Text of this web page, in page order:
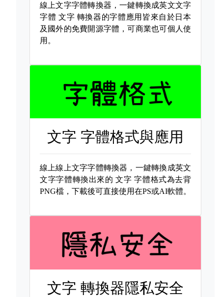
線上文字字體轉換器，一鍵轉換成英文文字
字體 文字 轉換器的字體應用皆來自於日本
及國外的免費開源字體，可商業也可個人使
用。
文字 字體格式與應用
線上線上文字字體轉換器，一鍵轉換成英文
文字字體轉換出來的文字 字體格式為去背
PNG檔，下載後可直接使用在PS或AI軟體。
文字 轉換器隱私安全